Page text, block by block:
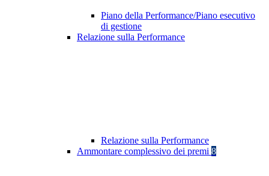
Piano della Performance/Piano esecutivo
di gestione
Relazione sulla Performance
Relazione sulla Performance
Ammontare complessivo dei premi 8